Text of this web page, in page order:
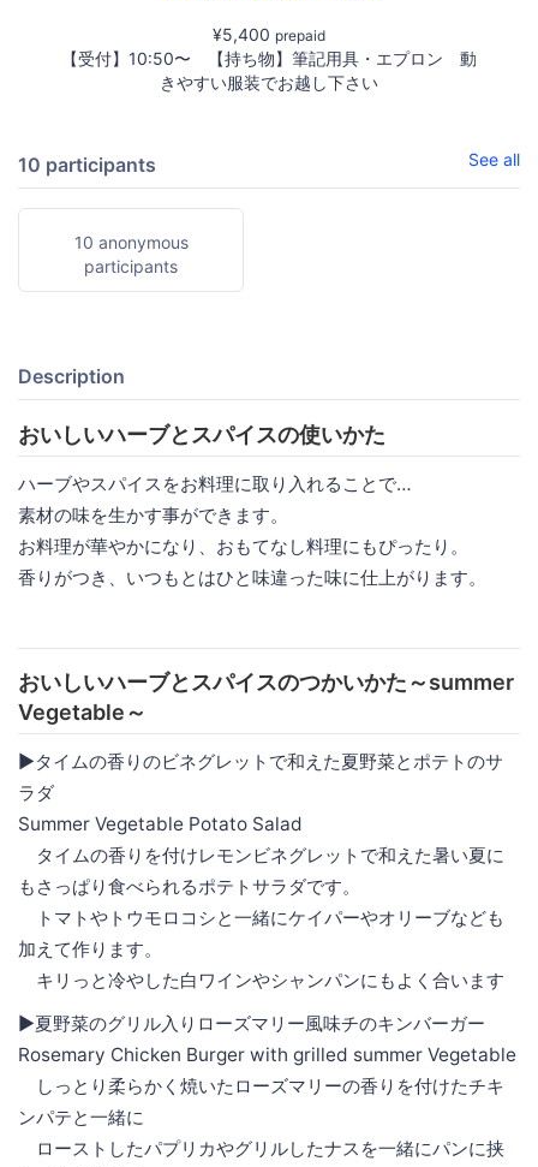
¥5,400 prepaid
【受付】10:50〜 【持ち物】筆記用具・エプロン 動
きやすい服装でお越し下さい
10 participants See all
10 anonymous
participants
Description
おいしいハーブとスパイスの使いかた
ハーブやスパイスをお料理に取り入れることで…
素材の味を生かす事ができます。
お料理が華やかになり、おもてなし料理にもぴったり。
香りがつき、いつもとはひと味違った味に仕上がります。
おいしいハーブとスパイスのつかいかた～summer
Vegetable～
▶︎タイムの香りのビネグレットで和えた夏野菜とポテトのサ
ラダ
Summer Vegetable Potato Salad
タイムの香りを付けレモンビネグレットで和えた暑い夏に
もさっぱり食べられるポテトサラダです。
トマトやトウモロコシと一緒にケイパーやオリーブなども
加えて作ります。
キリっと冷やした白ワインやシャンパンにもよく合います
▶︎夏野菜のグリル入りローズマリー風味チのキンバーガー
Rosemary Chicken Burger with grilled summer Vegetable
しっとり柔らかく焼いたローズマリーの香りを付けたチキ
ンパテと一緒に
ローストしたパプリカやグリルしたナスを一緒にパンに挟